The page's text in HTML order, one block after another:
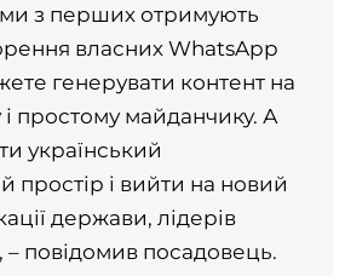
з перших отримують
власних WhatsApp
генерувати контент на
простому майданчику. А
український
простір і вийти на новий
держави, лідерів
– повідомив посадовець.